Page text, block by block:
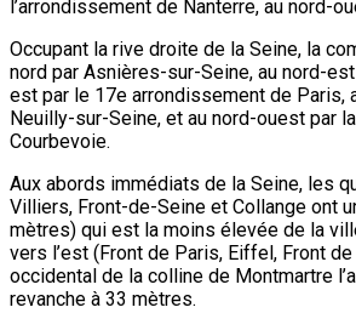
l’arrondissement de Nanterre, au nord-
Occupant la rive droite de la Seine, la
nord par Asnières-sur-Seine, au nord-
est par le 17e arrondissement de Paris,
Neuilly-sur-Seine, et au nord-ouest par
Courbevoie.
Aux abords immédiats de la Seine, les
Villiers, Front-de-Seine et Collange ont
mètres) qui est la moins élevée de la
vers l’est (Front de Paris, Eiffel, Front
occidental de la colline de Montmartre
revanche à 33 mètres.